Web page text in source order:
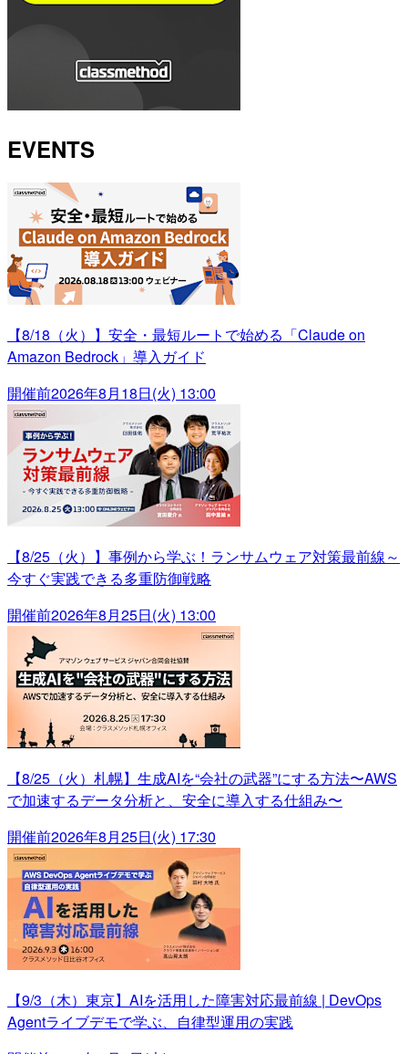
EVENTS
【8/18（火）】安全・最短ルートで始める「Claude on
Amazon Bedrock」導入ガイド
開催前2026年8月18日(火) 13:00
【8/25（火）】事例から学ぶ！ランサムウェア対策最前線～
今すぐ実践できる多重防御戦略
開催前2026年8月25日(火) 13:00
【8/25（火）札幌】生成AIを“会社の武器”にする方法〜AWS
で加速するデータ分析と、安全に導入する仕組み〜
開催前2026年8月25日(火) 17:30
【9/3（木）東京】AIを活用した障害対応最前線 | DevOps
Agentライブデモで学ぶ、自律型運用の実践